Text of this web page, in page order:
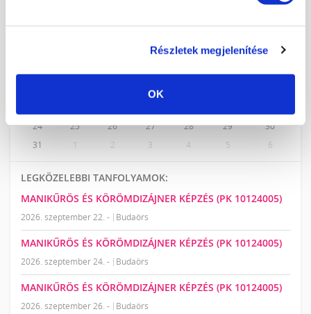
Részletek megjelenítése
OK
30 31 1
2
13
24
25 26 27 28 29
30
31
1 2 3 4 5 6
LEGKÖZELEBBI TANFOLYAMOK:
MANIKŰRÖS ÉS KÖRÖMDIZÁJNER KÉPZÉS (PK 10124005)
2026. szeptember 22. - Budaörs
MANIKŰRÖS ÉS KÖRÖMDIZÁJNER KÉPZÉS (PK 10124005)
2026. szeptember 24. - Budaörs
MANIKŰRÖS ÉS KÖRÖMDIZÁJNER KÉPZÉS (PK 10124005)
2026. szeptember 26. - Budaörs